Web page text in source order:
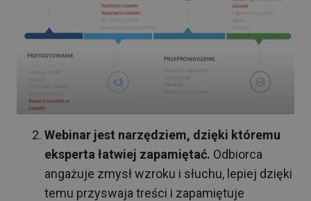
Webinar jest narzędziem, dzięki któremu
eksperta łatwiej zapamiętać. Odbiorca
angażuje zmysł wzroku i słuchu, lepiej dzięki
temu przyswaja treści i zapamiętuje